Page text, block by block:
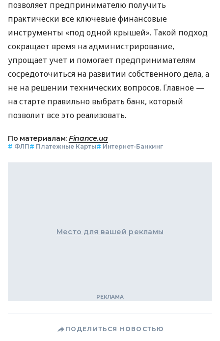
позволяет предпринимателю получить
практически все ключевые финансовые
инструменты «под одной крышей». Такой подход
сокращает время на администрирование,
упрощает учет и помогает предпринимателям
сосредоточиться на развитии собственного дела, а
не на решении технических вопросов. Главное —
на старте правильно выбрать банк, который
позволит все это реализовать.
По материалам: Finance.ua
# ФЛП# Платежные Карты# Интернет-Банкинг
Место для вашей рекламы
ПОДЕЛИТЬСЯ НОВОСТЬЮ